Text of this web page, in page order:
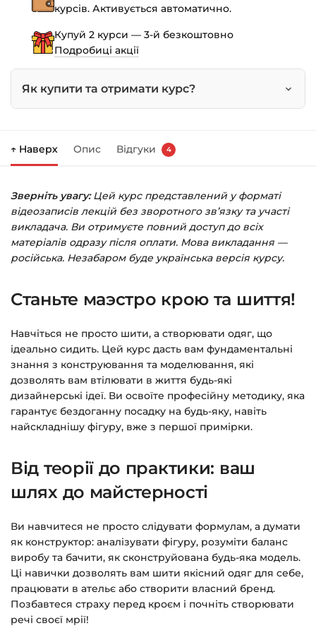
викрійки
ідеальної
посадки
кількість
курсів. Активується автоматично.
Купуй 2 курси — 3-й безкоштовно
Подробиці акції
Як купити та отримати курс?
Праворуч з’явиться кошик — натисніть
Заповніть всі поля (пошта та пароль).
Оплатіть зручним способом (більше 8
способів оплати).
Натисніть її — і відкриється сторінка з
Додатково посилання на курс прийде вам
на email.
Доступ до курсів: без обмежень за часом.
Детальніше про оплату та безпеку — у довідці
Питання? Пишіть наinfo@siluette.com.ua
чат на сайті.
↑ Наверх Опис Відгуки 4
Зверніть увагу:Цей курс представлений у форматі
відеозаписів лекцій без зворотного зв’язку та участі
викладача. Ви отримуєте повний доступ до всіх
матеріалів одразу після оплати. Мова викладання —
російська. Незабаром буде українська версія курсу.
Станьте маэстро крою та шиття!
Навчіться не просто шити, а створювати одяг, що
ідеально сидить. Цей курс дасть вам фундаментальні
знання з конструювання та моделювання, які
дозволять вам втілювати в життя будь-які
дизайнерські ідеї. Ви освоїте професійну методику, яка
гарантує бездоганну посадку на будь-яку, навіть
найскладнішу фігуру, вже з першої примірки.
Від теорії до практики: ваш
шлях до майстерності
Ви навчитеся не просто слідувати формулам, а думати
як конструктор: аналізувати фігуру, розуміти баланс
виробу та бачити, як сконструйована будь-яка модель.
Ці навички дозволять вам шити якісний одяг для себе,
працювати в ательє або створити власний бренд.
Позбавтеся страху перед кроєм і почніть створювати
речі своєї мрії!